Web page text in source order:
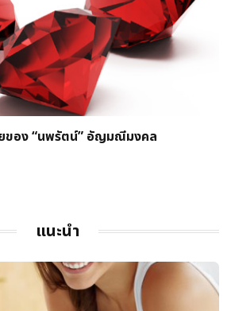
ของ “นพรัตน์” อัญมณีมงคล
แนะนำ